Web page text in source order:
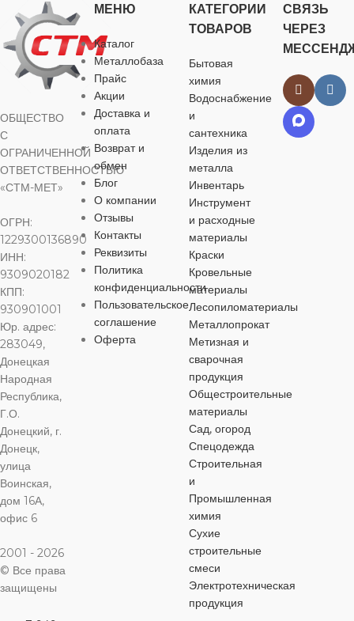
для строительства,
для хозяйственно-
бытовых нужд
БРЕНД Palizh
ВИД РАБОТ
для внутренних
работ
УПАКОВКА
бутылка
ОБЪЕМ 0,1 л
ЦВЕТ
оранжевый
МАТЕРИАЛ
органическая паста
для алкидных
красок ,
колер
НАЗНАЧЕНИЕ
для строительства,
для хозяйственно-
бытовых нужд
БРЕНД Palizh
ВИД РАБОТ
для внутренних
работ,для наружных
работ
УПАКОВКА
0,1 л
органическая паста
для хозяйственно-
бытовых нужд
Palizh
ВИД РАБОТ
для внутренних
работ
работ
УПАКОВКА
бутылка
ОБЪЕМ
ЦВЕТ
МАТЕРИАЛ
ОСОБЕННОСТИ
красок,на водной
основе,
для
БРЕНД
бутылка
ЦВЕТ
ОБЩЕСТВО
С
ОГРАНИЧЕННОЙ
ОТВЕТСТВЕННОСТЬЮ
«СТМ-МЕТ»
ОГРН:
1229300136890
ИНН:
9309020182
КПП:
930901001
Юр. адрес:
283049,
Донецкая
Народная
Республика,
Г.О.
Донецкий, г.
Донецк,
улица
Воинская,
дом 16А,
офис 6
2001 - 2026
© Все права
защищены
МЕНЮ
Каталог
Металлобаза
Прайс
Акции
Доставка и
оплата
Возврат и
обмен
Блог
О компании
Отзывы
Контакты
Реквизиты
Политика
конфиденциальности
Пользовательское
соглашение
Оферта
КАТЕГОРИИ
ТОВАРОВ
Бытовая
химия
Водоснабжение
и
сантехника
Изделия из
металла
Инвентарь
Инструмент
и расходные
материалы
Краски
Кровельные
материалы
Лесопиломатериалы
Металлопрокат
Метизная и
сварочная
продукция
Общестроительные
материалы
Сад, огород
Спецодежда
Строительная
и
Промышленная
химия
Сухие
строительные
смеси
Электротехническая
продукция
СВЯЗЬ
ЧЕРЕЗ